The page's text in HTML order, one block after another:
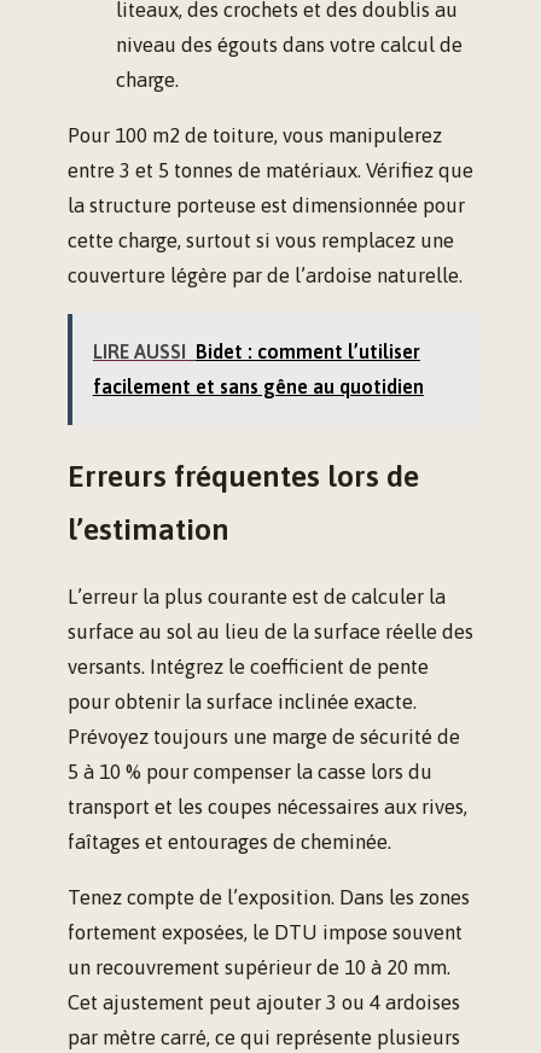
liteaux, des crochets et des doublis au
niveau des égouts dans votre calcul de
charge.
Pour 100 m2 de toiture, vous manipulerez
entre 3 et 5 tonnes de matériaux. Vérifiez que
la structure porteuse est dimensionnée pour
cette charge, surtout si vous remplacez une
couverture légère par de l’ardoise naturelle.
LIRE AUSSI Bidet : comment l’utiliser
facilement et sans gêne au quotidien
Erreurs fréquentes lors de
l’estimation
L’erreur la plus courante est de calculer la
surface au sol au lieu de la surface réelle des
versants. Intégrez le coefficient de pente
pour obtenir la surface inclinée exacte.
Prévoyez toujours une marge de sécurité de
5 à 10 % pour compenser la casse lors du
transport et les coupes nécessaires aux rives,
faîtages et entourages de cheminée.
Tenez compte de l’exposition. Dans les zones
fortement exposées, le DTU impose souvent
un recouvrement supérieur de 10 à 20 mm.
Cet ajustement peut ajouter 3 ou 4 ardoises
par mètre carré, ce qui représente plusieurs